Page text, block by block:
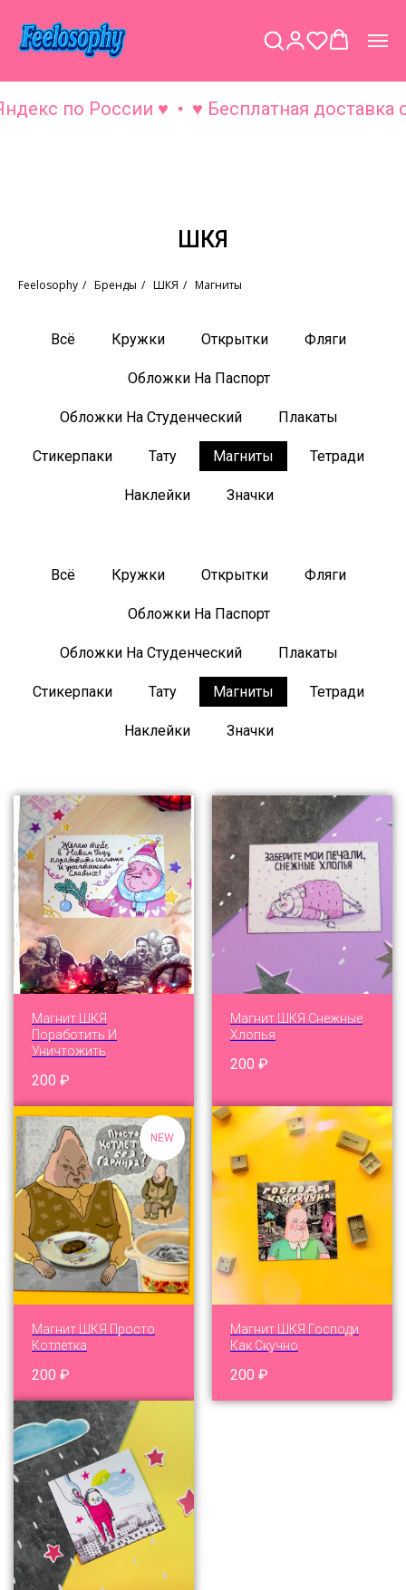
по России ♥ ♥ Бесплатная доставка
ШКЯ
Feelosophy / Бренды / ШКЯ / Магниты
Всё Кружки Открытки Фляги
Обложки На Паспорт
Обложки На Студенческий Плакаты
Стикерпаки Тату Магниты Тетради
Наклейки Значки
Всё Кружки Открытки Фляги
Обложки На Паспорт
Обложки На Студенческий Плакаты
Стикерпаки Тату Магниты Тетради
Наклейки Значки
Магнит ШКЯ
Поработить И
Уничтожить
200 ₽
Магнит ШКЯ Снежные
Хлопья
200 ₽
NEW
Магнит ШКЯ Просто
Котлетка
200 ₽
Магнит ШКЯ Господи
Как Скучно
200 ₽